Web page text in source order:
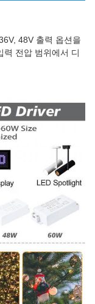
48V 출력 옵션을
력 전압 범위에서 디